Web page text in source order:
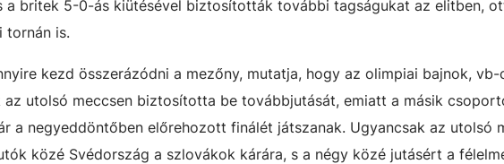
a britek 5-0-ás kiütésével biztosították további tagságukat az elitben,
tornán is.
kezd összerázódni a mezőny, mutatja, hogy az olimpiai bajnok,
az utolsó meccsen biztosította be továbbjutását, emiatt a másik
a negyeddöntőben előrehozott finálét játszanak. Ugyancsak az utolsó
közé Svédország a szlovákok kárára, s a négy közé jutásért a